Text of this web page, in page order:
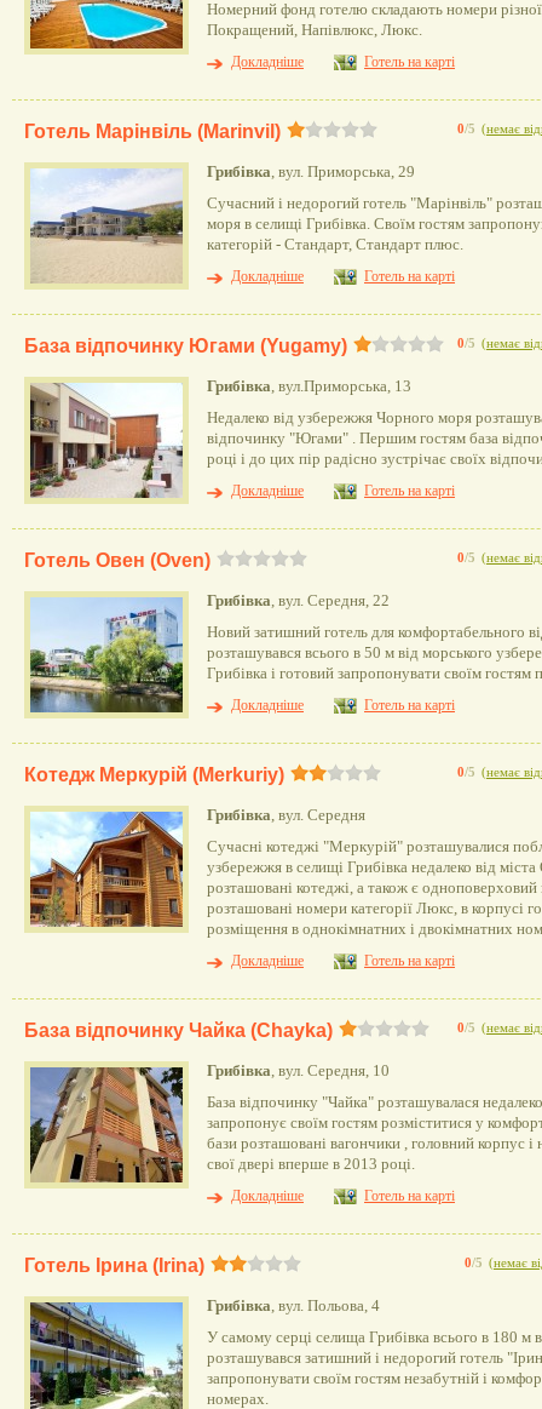
Номерний фонд готелю складають номери різної
Покращений, Напівлюкс, Люкс.
Докладніше
Готель на карті
0/5 (немає
Готель Марінвіль (Marinvil)
Грибівка, вул. Приморська, 29
Сучасний і недорогий готель "Марінвіль"
моря в селищі Грибівка. Своїм гостям
категорій - Стандарт, Стандарт плюс.
Докладніше
Готель на карті
0/5 (немає
База відпочинку Югами (Yugamy)
Грибівка, вул.Приморська, 13
Недалеко від узбережжя Чорного моря
відпочинку "Югами" . Першим гостям база
році і до цих пір радісно зустрічає своїх
Докладніше
Готель на карті
0/5 (немає
Готель Овен (Oven)
Грибівка, вул. Середня, 22
Новий затишний готель для комфортабельного
розташувався всього в 50 м від морського
Грибівка і готовий запропонувати своїм гостям
Докладніше
Готель на карті
0/5 (немає
Котедж Меркурій (Merkuriy)
Грибівка, вул. Середня
Сучасні котеджі "Меркурій" розташувалися
узбережжя в селищі Грибівка недалеко від
розташовані котеджі, а також є
розташовані номери категорії Люкс, в корпусі
розміщення в однокімнатних і двокімнатних
Докладніше
Готель на карті
0/5 (немає
База відпочинку Чайка (Chayka)
Грибівка, вул. Середня, 10
База відпочинку "Чайка" розташувалася
запропонує своїм гостям розміститися у
бази розташовані вагончики , головний корпус і
свої двері вперше в 2013 році.
Докладніше
Готель на карті
0/5 (немає
Готель Ірина (Irina)
Грибівка, вул. Польова, 4
У самому серці селища Грибівка всього в 180 м
розташувався затишний і недорогий готель
запропонувати своїм гостям незабутній і
номерах.